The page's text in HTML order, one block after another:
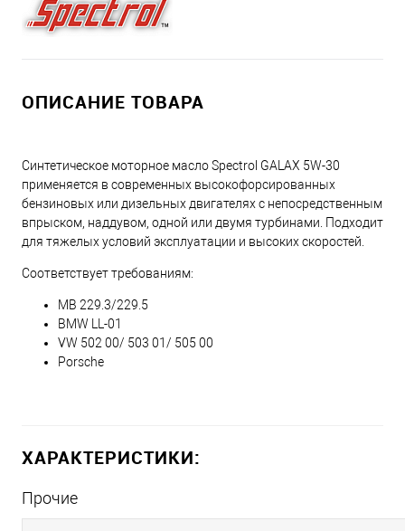
ОПИСАНИЕ ТОВАРА
Синтетическое моторное масло Spectrol GALAX 5W-30
применяется в современных высокофорсированных
бензиновых или дизельных двигателях с непосредственным
впрыском, наддувом, одной или двумя турбинами. Подходит
для тяжелых условий эксплуатации и высоких скоростей.
Соответствует требованиям:
MB 229.3/229.5
BMW LL-01
VW 502 00/ 503 01/ 505 00
Porsche
ХАРАКТЕРИСТИКИ:
Прочие